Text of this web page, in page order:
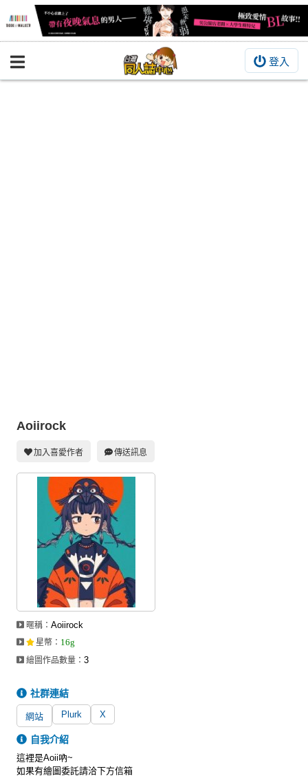
登入
BOOKY書集倉庫
攤位轉讓區
會員功能選單
會員中心
註冊會員
登入
Aoiirock
加入喜愛作者 傳送訊息
暱稱：Aoiirock
星幣 ： 16g
繪圖作品數量：3
社群連結
網站 Plurk X
自我介紹
這裡是Aoii吶~
如果有繪圖委託請洽下方信箱